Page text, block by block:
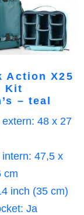
Action X25
Kit
– teal
48 x 27
47,5 x
cm
inch (35 cm)
Ja